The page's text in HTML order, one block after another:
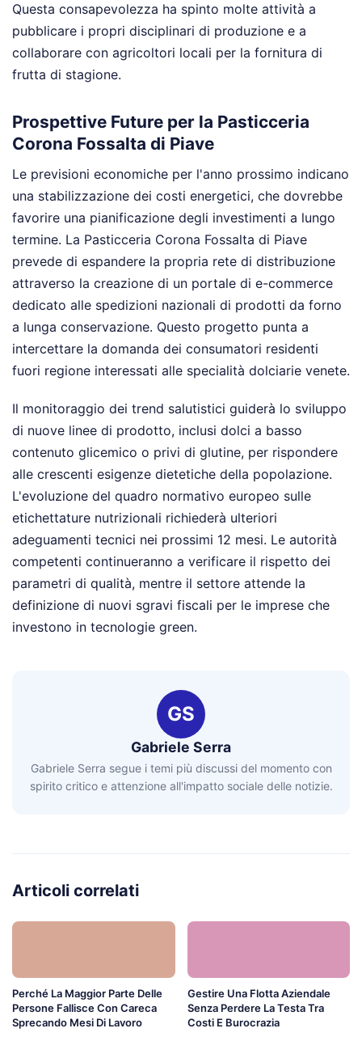
Questa consapevolezza ha spinto molte attività a
pubblicare i propri disciplinari di produzione e a
collaborare con agricoltori locali per la fornitura di
frutta di stagione.
Prospettive Future per la Pasticceria
Corona Fossalta di Piave
Le previsioni economiche per l'anno prossimo indicano
una stabilizzazione dei costi energetici, che dovrebbe
favorire una pianificazione degli investimenti a lungo
termine. La Pasticceria Corona Fossalta di Piave
prevede di espandere la propria rete di distribuzione
attraverso la creazione di un portale di e-commerce
dedicato alle spedizioni nazionali di prodotti da forno
a lunga conservazione. Questo progetto punta a
intercettare la domanda dei consumatori residenti
fuori regione interessati alle specialità dolciarie venete.
Il monitoraggio dei trend salutistici guiderà lo sviluppo
di nuove linee di prodotto, inclusi dolci a basso
contenuto glicemico o privi di glutine, per rispondere
alle crescenti esigenze dietetiche della popolazione.
L'evoluzione del quadro normativo europeo sulle
etichettature nutrizionali richiederà ulteriori
adeguamenti tecnici nei prossimi 12 mesi. Le autorità
competenti continueranno a verificare il rispetto dei
parametri di qualità, mentre il settore attende la
definizione di nuovi sgravi fiscali per le imprese che
investono in tecnologie green.
GS
Gabriele Serra
Gabriele Serra segue i temi più discussi del momento con
spirito critico e attenzione all'impatto sociale delle notizie.
Articoli correlati
Perché La Maggior Parte Delle
Persone Fallisce Con Careca
Sprecando Mesi Di Lavoro
Gestire Una Flotta Aziendale
Senza Perdere La Testa Tra
Costi E Burocrazia